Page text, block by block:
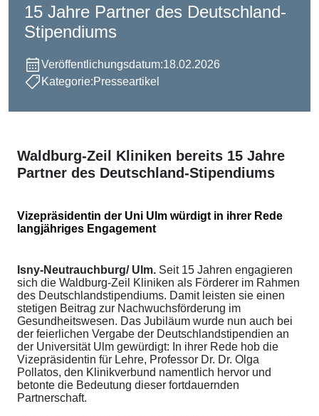
15 Jahre Partner des Deutschland-
Stipendiums
Veröffentlichungsdatum:18.02.2026
Kategorie:Presseartikel
Waldburg-Zeil Kliniken bereits 15 Jahre
Partner des Deutschland-Stipendiums
Vizepräsidentin der Uni Ulm würdigt in ihrer Rede
langjähriges Engagement
Isny-Neutrauchburg/ Ulm. Seit 15 Jahren engagieren
sich die Waldburg-Zeil Kliniken als Förderer im Rahmen
des Deutschlandstipendiums. Damit leisten sie einen
stetigen Beitrag zur Nachwuchsförderung im
Gesundheitswesen. Das Jubiläum wurde nun auch bei
der feierlichen Vergabe der Deutschlandstipendien an
der Universität Ulm gewürdigt: In ihrer Rede hob die
Vizepräsidentin für Lehre, Professor Dr. Dr. Olga
Pollatos, den Klinikverbund namentlich hervor und
betonte die Bedeutung dieser fortdauernden
Partnerschaft.